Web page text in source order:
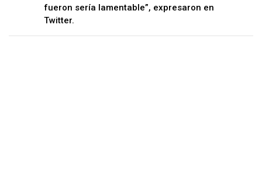
fueron sería lamentable”, expresaron en
Twitter.